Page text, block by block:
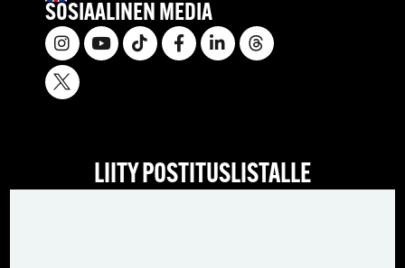
SOSIAALINEN MEDIA
LIITY POSTITUSLISTALLE